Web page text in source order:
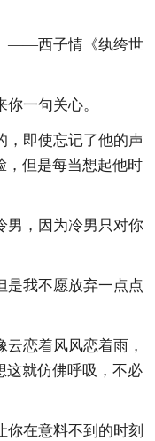
——西子情《纨绔世
一句关心。
，即使忘记了他的声
，但是每当想起他时
男，因为冷男只对你
是我不愿放弃一点点
恋着风风恋着雨，
这就仿佛呼吸，不必
你在意料不到的时刻